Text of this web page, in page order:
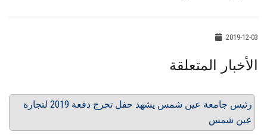
2019-12-03
الأخبار المتعلقة
رئيس جامعة عين شمس يشهد حفل تخرج دفعة 2019 لتجارة
عين شمس